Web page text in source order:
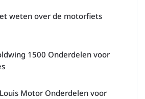
weten over de motorfiets
1500 Onderdelen voor
Motor Onderdelen voor